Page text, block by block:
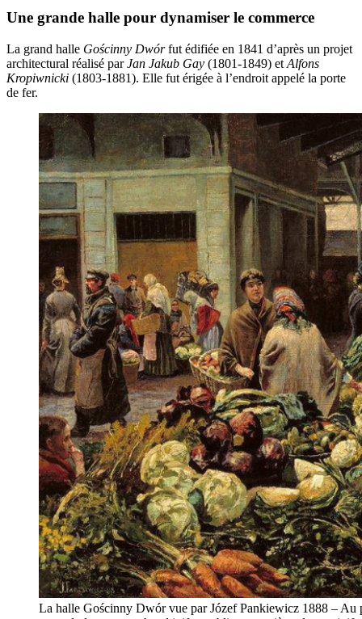
Une grande halle pour dynamiser le commerce
La grand halle Gościnny Dwórfut édifiée en 1841 d’après un projet
architectural réalisé parJan Jakub Gay (1801-1849) et Alfons
Kropiwnicki (1803-1881). Elle fut érigée à l’endroit appelé la porte
de fer.
La halle Gościnny Dwór vue par Józef Pankiewicz 1888 – Au